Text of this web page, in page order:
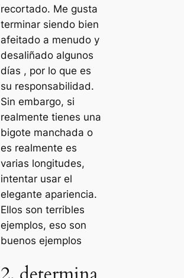
recortado. Me gusta
terminar siendo bien
afeitado a menudo y
desaliñado algunos
días , por lo que es
su responsabilidad.
Sin embargo, si
realmente tienes una
bigote manchada o
es realmente es
varias longitudes,
intentar usar el
elegante apariencia.
Ellos son terribles
ejemplos, eso son
buenos ejemplos